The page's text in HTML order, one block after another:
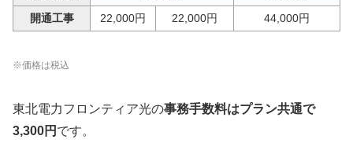
開通工事
22,000円 22,000円 44,000円
※価格は税込
東北電力フロンティア光の事務手数料はプラン共通で
3,300円 です。